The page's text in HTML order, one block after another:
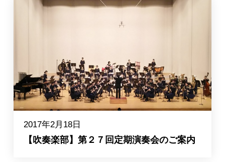
2017年2月18日
【吹奏楽部】第２７回定期演奏会のご案内